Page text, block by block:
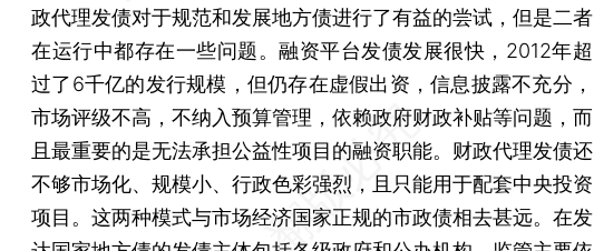
政代理发债对于规范和发展地方债进行了有益的尝试，但是二者
在运行中都存在一些问题。融资平台发债发展很快，2012年超
过了6千亿的发行规模，但仍存在虚假出资，信息披露不充分，
市场评级不高，不纳入预算管理，依赖政府财政补贴等问题，而
且最重要的是无法承担公益性项目的融资职能。财政代理发债还
不够市场化、规模小、行政色彩强烈，且只能用于配套中央投资
项目。这两种模式与市场经济国家正规的市政债相去甚远。在发